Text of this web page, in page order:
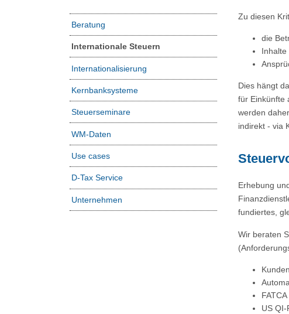
Zu diesen
die
Inhalte
Dies hängt
für Einkünfte
werden
indirekt - via
Erhebung
fundiertes,
Wir beraten
FATCA
US QI-
Beratung
Internationale Steuern
Internationalisierung
Kernbanksysteme
Steuerseminare
WM-Daten
Use cases
D-Tax Service
Unternehmen